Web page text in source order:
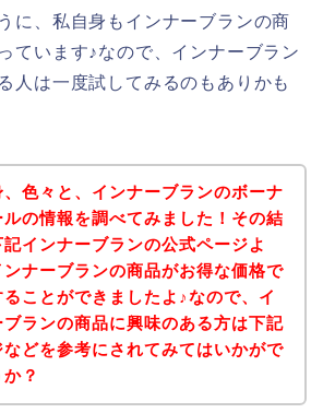
に、私自身もインナーブランの商
ています♪なので、インナーブラン
人は一度試してみるのもありかも
、色々と、インナーブランのボーナ
ルの情報を調べてみました！その結
インナーブランの公式ページよ
ンナーブランの商品がお得な価格で
ことができましたよ♪なので、イ
ブランの商品に興味のある方は下記
などを参考にされてみてはいかがで
？